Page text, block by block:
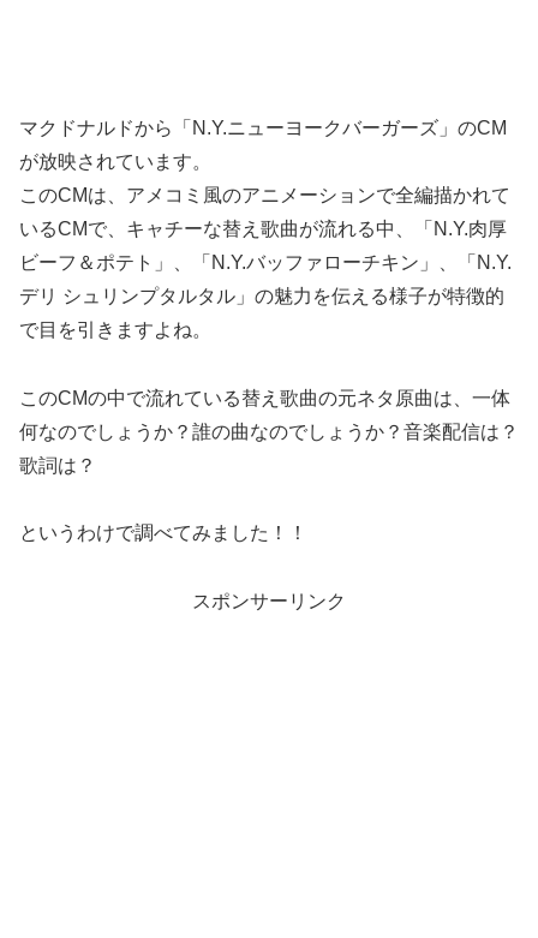
マクドナルドから「N.Y.ニューヨークバーガーズ」のCM
が放映されています。
このCMは、アメコミ風のアニメーションで全編描かれて
いるCMで、キャチーな替え歌曲が流れる中、「N.Y.肉厚
ビーフ＆ポテト」、「N.Y.バッファローチキン」、「N.Y.
デリ シュリンプタルタル」の魅力を伝える様子が特徴的
で目を引きますよね。
このCMの中で流れている替え歌曲の元ネタ原曲は、一体
何なのでしょうか？誰の曲なのでしょうか？音楽配信は？
歌詞は？
というわけで調べてみました！！
スポンサーリンク